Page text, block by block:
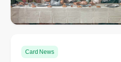
Card News